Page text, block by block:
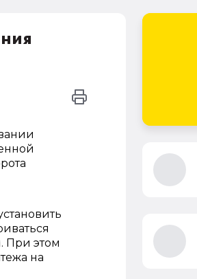
При этом
на